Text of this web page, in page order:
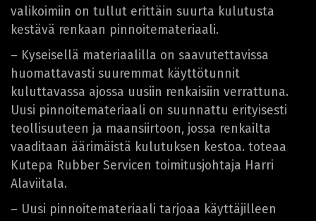
valikoimiin on tullut erittäin suurta kulutusta
kestävä renkaan pinnoitemateriaali.
– Kyseisellä materiaalilla on saavutettavissa
huomattavasti suuremmat käyttötunnit
kuluttavassa ajossa uusiin renkaisiin verrattuna.
Uusi pinnoitemateriaali on suunnattu erityisesti
teollisuuteen ja maansiirtoon, jossa renkailta
vaaditaan äärimäistä kulutuksen kestoa. toteaa
Kutepa Rubber Servicen toimitusjohtaja Harri
Alaviitala.
– Uusi pinnoitemateriaali tarjoaa käyttäjilleen